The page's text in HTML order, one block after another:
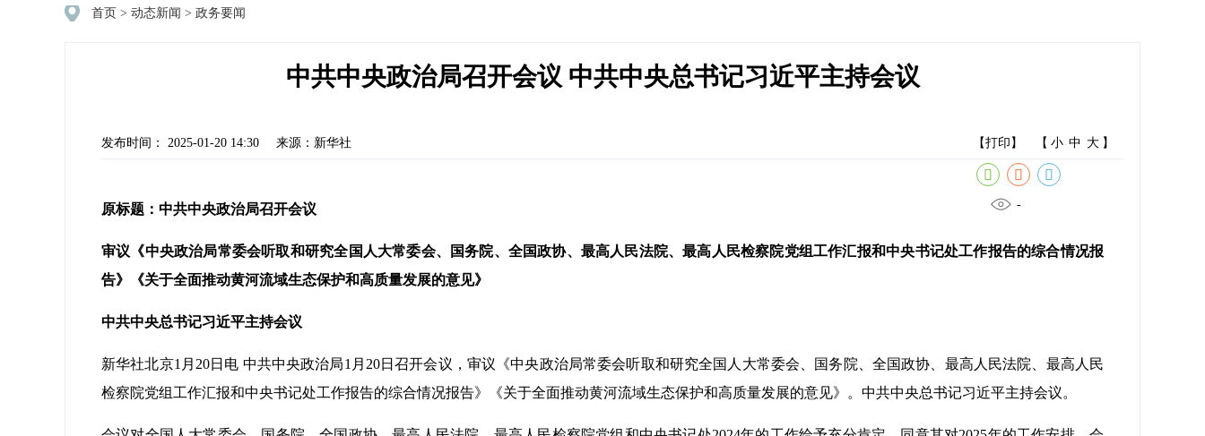
首页 > 动态新闻 > 政务要闻
中共中央政治局召开会议 中共中央总书记习近平主持会议
发布时间： 2025-01-20 14:30 来源：新华社 【打印】 【 小 中 大 】
-
原标题：中共中央政治局召开会议
审议《中央政治局常委会听取和研究全国人大常委会、国务院、全国政协、最高人民法院、最高人民检察院党组工作汇报和中央书记处工作报告的综合情况报
告》《关于全面推动黄河流域生态保护和高质量发展的意见》
中共中央总书记习近平主持会议
新华社北京1月20日电 中共中央政治局1月20日召开会议，审议《中央政治局常委会听取和研究全国人大常委会、国务院、全国政协、最高人民法院、最高人民
检察院党组工作汇报和中央书记处工作报告的综合情况报告》《关于全面推动黄河流域生态保护和高质量发展的意见》。中共中央总书记习近平主持会议。